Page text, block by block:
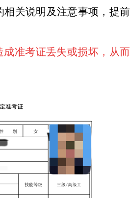
关说明及注意事项，提前
准考证丢失或损坏，从而